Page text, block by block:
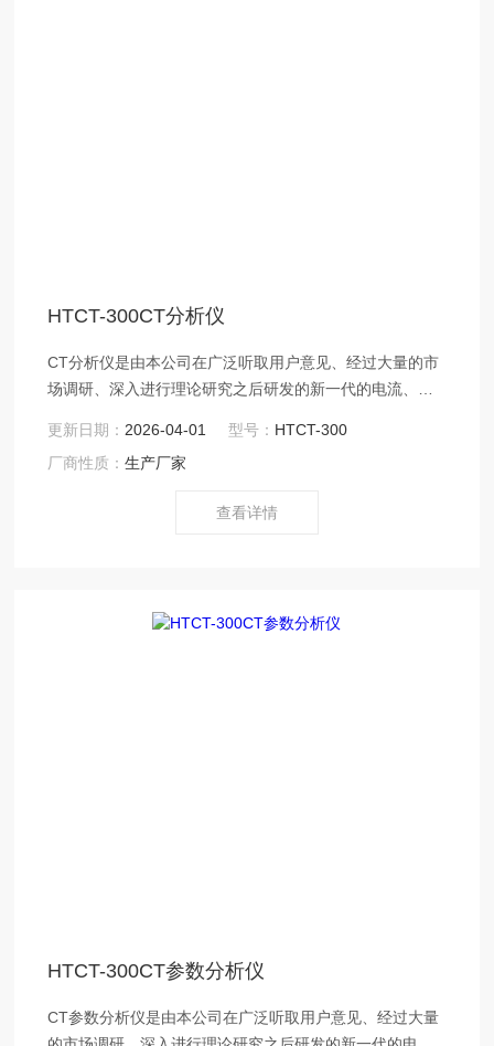
HTCT-300CT分析仪
CT分析仪是由本公司在广泛听取用户意见、经过大量的市
场调研、深入进行理论研究之后研发的新一代的电流、电
工艺，保证了产品性能稳定可靠、功能完备、自动化程度
高、测试效率高、在国内处于高水平，是电力行业用于互
更新日期： 2026-04-01 型号： HTCT-300
厂商性质：生产厂家
查看详情
HTCT-300CT参数分析仪
CT参数分析仪是由本公司在广泛听取用户意见、经过大量